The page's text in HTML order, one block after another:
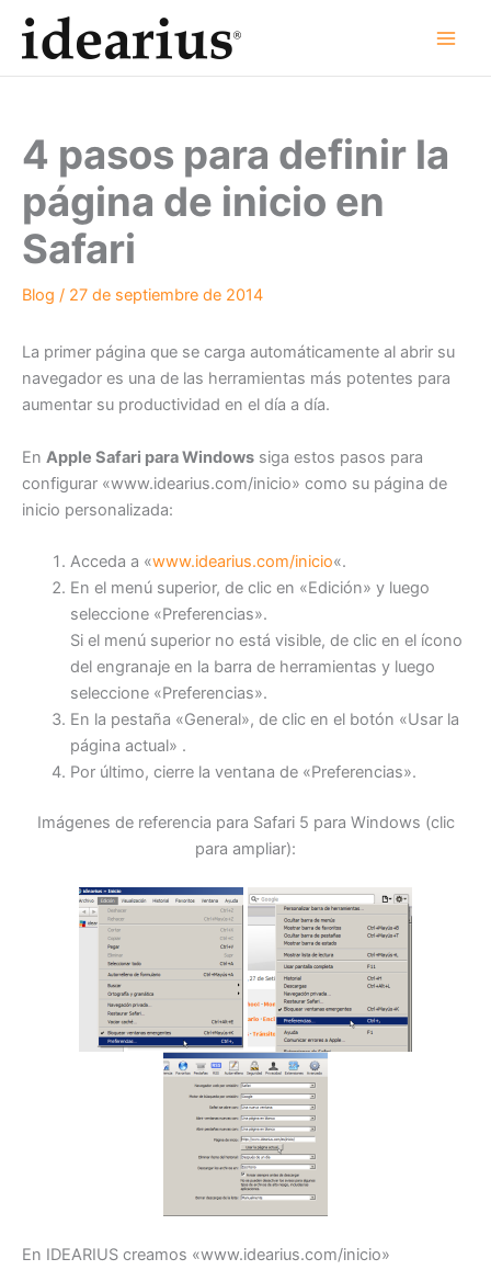
contenido
4 pasos para definir la
página de inicio en
Safari
Blog / 27 de septiembre de 2014
La primer página que se carga automáticamente al abrir su
navegador es una de las herramientas más potentes para
aumentar su productividad en el día a día.
En Apple Safari para Windows siga estos pasos para
configurar «www.idearius.com/inicio» como su página de
inicio personalizada:
Acceda a «www.idearius.com/inicio«.
En el menú superior, de clic en «Edición» y luego
seleccione «Preferencias».
Si el menú superior no está visible, de clic en el ícono
del engranaje en la barra de herramientas y luego
seleccione «Preferencias».
En la pestaña «General», de clic en el botón «Usar la
página actual» .
Por último, cierre la ventana de «Preferencias».
Imágenes de referencia para Safari 5 para Windows (clic
para ampliar):
En IDEARIUS creamos «www.idearius.com/inicio»